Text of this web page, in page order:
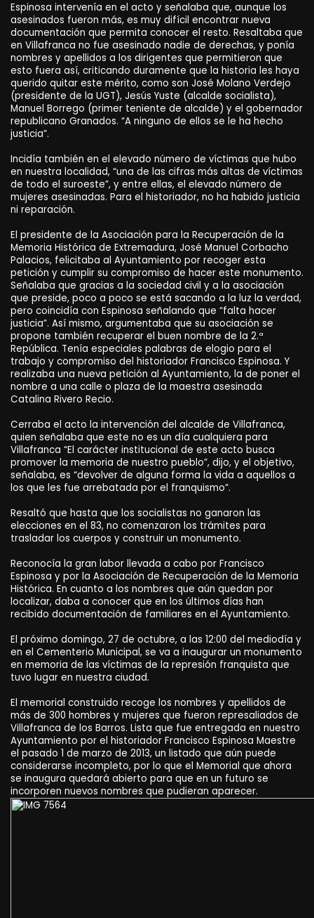
Espinosa intervenía en el acto y señalaba que, aunque los
asesinados fueron más, es muy difícil encontrar nueva
documentación que permita conocer el resto. Resaltaba que
en Villafranca no fue asesinado nadie de derechas, y ponía
nombres y apellidos a los dirigentes que permitieron que
esto fuera así, criticando duramente que la historia les haya
querido quitar este mérito, como son José Molano Verdejo
(presidente de la UGT), Jesús Yuste (alcalde socialista),
Manuel Borrego (primer teniente de alcalde) y el gobernador
republicano Granados. “A ninguno de ellos se le ha hecho
justicia”.
Incidía también en el elevado número de víctimas que hubo
en nuestra localidad, “una de las cifras más altas de víctimas
de todo el suroeste”, y entre ellas, el elevado número de
mujeres asesinadas. Para el historiador, no ha habido justicia
ni reparación.
El presidente de la Asociación para la Recuperación de la
Memoria Histórica de Extremadura, José Manuel Corbacho
Palacios, felicitaba al Ayuntamiento por recoger esta
petición y cumplir su compromiso de hacer este monumento.
Señalaba que gracias a la sociedad civil y a la asociación
que preside, poco a poco se está sacando a la luz la verdad,
pero coincidía con Espinosa señalando que “falta hacer
justicia”. Así mismo, argumentaba que su asociación se
propone también recuperar el buen nombre de la 2.ª
República. Tenía especiales palabras de elogio para el
trabajo y compromiso del historiador Francisco Espinosa. Y
realizaba una nueva petición al Ayuntamiento, la de poner el
nombre a una calle o plaza de la maestra asesinada
Catalina Rivero Recio.
Cerraba el acto la intervención del alcalde de Villafranca,
quien señalaba que este no es un día cualquiera para
Villafranca “El carácter institucional de este acto busca
promover la memoria de nuestro pueblo”, dijo, y el objetivo,
señalaba, es “devolver de alguna forma la vida a aquellos a
los que les fue arrebatada por el franquismo”.
Resaltó que hasta que los socialistas no ganaron las
elecciones en el 83, no comenzaron los trámites para
trasladar los cuerpos y construir un monumento.
Reconocía la gran labor llevada a cabo por Francisco
Espinosa y por la Asociación de Recuperación de la Memoria
Histórica. En cuanto a los nombres que aún quedan por
localizar, daba a conocer que en los últimos días han
recibido documentación de familiares en el Ayuntamiento.
El próximo domingo, 27 de octubre, a las 12:00 del mediodía y
en el Cementerio Municipal, se va a inaugurar un monumento
en memoria de las víctimas de la represión franquista que
tuvo lugar en nuestra ciudad.
El memorial construido recoge los nombres y apellidos de
más de 300 hombres y mujeres que fueron represaliados de
Villafranca de los Barros. Lista que fue entregada en nuestro
Ayuntamiento por el historiador Francisco Espinosa Maestre
el pasado 1 de marzo de 2013, un listado que aún puede
considerarse incompleto, por lo que el Memorial que ahora
se inaugura quedará abierto para que en un futuro se
incorporen nuevos nombres que pudieran aparecer.